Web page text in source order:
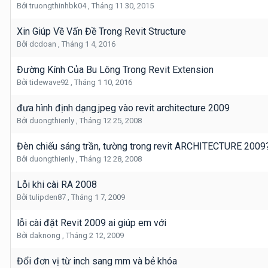
Bởitruongthinhbk04, Tháng 11 30, 2015
Xin Giúp Về Vấn Đề Trong Revit Structure
Bởi dcdoan , Tháng 1 4, 2016
Đường Kính Của Bu Lông Trong Revit Extension
Bởitidewave92 , Tháng 1 10, 2016
đưa hình định dạng.jpeg vào revit architecture 2009
Bởi duongthienly , Tháng 12 25, 2008
Đèn chiếu sáng trần, tường trong revit ARCHITECTURE
Bởi duongthienly , Tháng 12 28, 2008
Lỗi khi cài RA 2008
Bởitulipden87 , Tháng 1 7, 2009
lỗi cài đặt Revit 2009 ai giúp em với
Bởi daknong , Tháng 2 12, 2009
Đổi đơn vị từ inch sang mm và bẻ khóa